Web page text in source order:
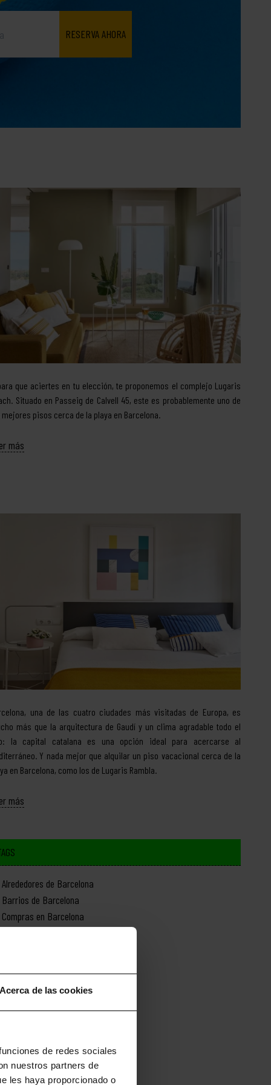
Acerca de las cookies
de redes sociales
nuestros partners de
les haya proporcionado o
que aciertes en tu elección, te proponemos el complejo Lugaris
Situado en Passeig de Calvell 45, este es probablemente uno de
mejores pisos cerca de la playa en Barcelona.
más
una de las cuatro ciudades más visitadas de Europa, es
más que la arquitectura de Gaudí y un clima agradable todo el
la capital catalana es una opción ideal para acercarse al
Y nada mejor que alquilar un piso vacacional cerca de la
en Barcelona, como los de Lugaris Rambla.
más
Alrededores de Barcelona
Barrios de Barcelona
Compras en Barcelona
Historia de Barcelona
Monumentos de Barcelona
Novedades de Barcelona